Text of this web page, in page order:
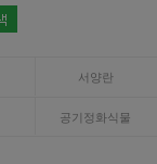
서양란
공기정화식물